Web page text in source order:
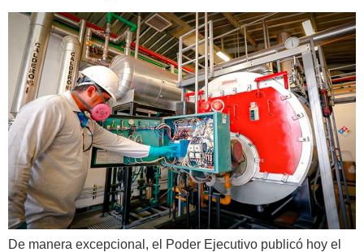
De manera excepcional, el Poder Ejecutivo publicó hoy el